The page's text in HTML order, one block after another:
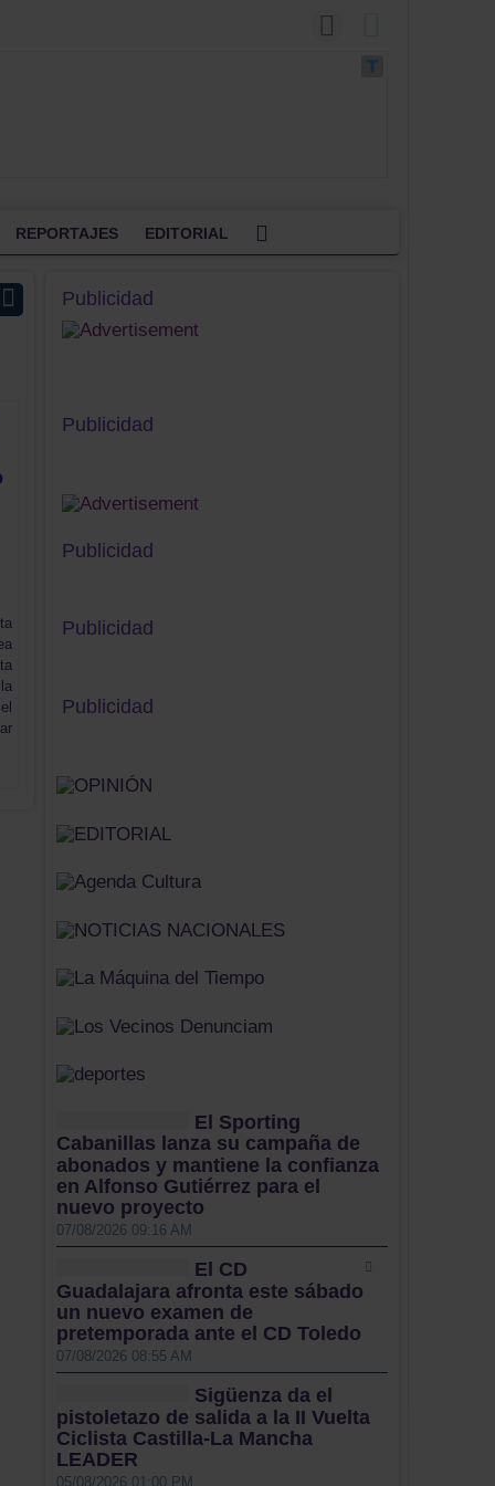
REPORTAJES EDITORIAL
Publicidad
Publicidad
Publicidad
Publicidad
Publicidad
El Sporting
Cabanillas lanza su campaña de
abonados y mantiene la confianza
en Alfonso Gutiérrez para el
nuevo proyecto
07/08/2026 09:16 AM
El CD
Guadalajara afronta este sábado
un nuevo examen de
pretemporada ante el CD Toledo
07/08/2026 08:55 AM
Sigüenza da el
pistoletazo de salida a la II Vuelta
Ciclista Castilla-La Mancha
LEADER
05/08/2026 01:00 PM